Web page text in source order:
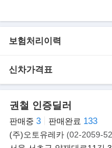
- 무사고 운행
- 세련된 진청색 바디
- 550마력 4.0L V8 터보 쿠페
- 27년 3월까지 키로수 무제
선.통풍.전동.메모리시트 등..
▶포르쉐, 날렵함 더한 카이
포르쉐가 카이엔 제품군을
보험처리이력
신차가격표
권철 인증딜러
판매중 3 판매완료 133
(주)오토유레카 (02-2059-